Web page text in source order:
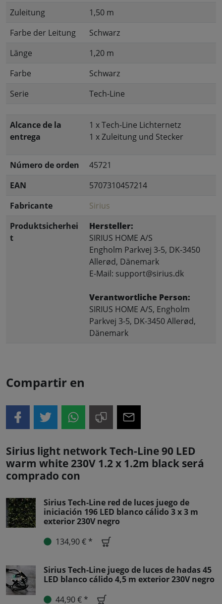
Zuleitung
1,50 m
Farbe der Leitung
Schwarz
Länge
1,20 m
Farbe
Schwarz
Serie
Tech-Line
Alcance de la
entrega
1 x Tech-Line Lichternetz
1 x Zuleitung und Stecker
Número de orden
45721
EAN
5707310457214
Fabricante
Sirius
Produktsicherhei
t
Hersteller:
SIRIUS HOME A/S
Engholm Parkvej 3-5, DK-3450
Allerød, Dänemark
E-Mail: support@sirius.dk
Verantwortliche Person:
SIRIUS HOME A/S, Engholm
Parkvej 3-5, DK-3450 Allerød,
Dänemark
Compartir en
Sirius light network Tech-Line 90 LED
warm white 230V 1.2 x 1.2m black será
comprado con
Sirius Tech-Line red de luces juego de
iniciación 196 LED blanco cálido 3 x 3 m
exterior 230V negro
134,90 € *
Sirius Tech-Line juego de luces de hadas 45
LED blanco cálido 4,5 m exterior 230V negro
44,90 € *